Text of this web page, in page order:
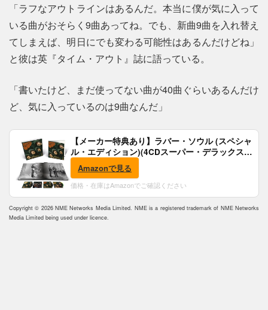
「ラフなアウトラインはあるんだ。本当に僕が気に入って
いる曲がおそらく9曲あってね。でも、新曲9曲を入れ替え
てしまえば、明日にでも変わる可能性はあるんだけどね」
と彼は英『タイム・アウト』誌に語っている。
「書いたけど、まだ使ってない曲が40曲ぐらいあるんだけ
ど、気に入っているのは9曲なんだ」
【メーカー特典あり】ラバー・ソウル (スペシャ
ル・エディション)(4CDスーパー・デラックス)
(完全生産限定盤)(SHM-CD)(特典:B2ポスター付)
Amazonで見る
価格・在庫はAmazonでご確認ください
Copyright © 2026 NME Networks Media Limited. NME is a registered trademark of NME Networks
Media Limited being used under licence.